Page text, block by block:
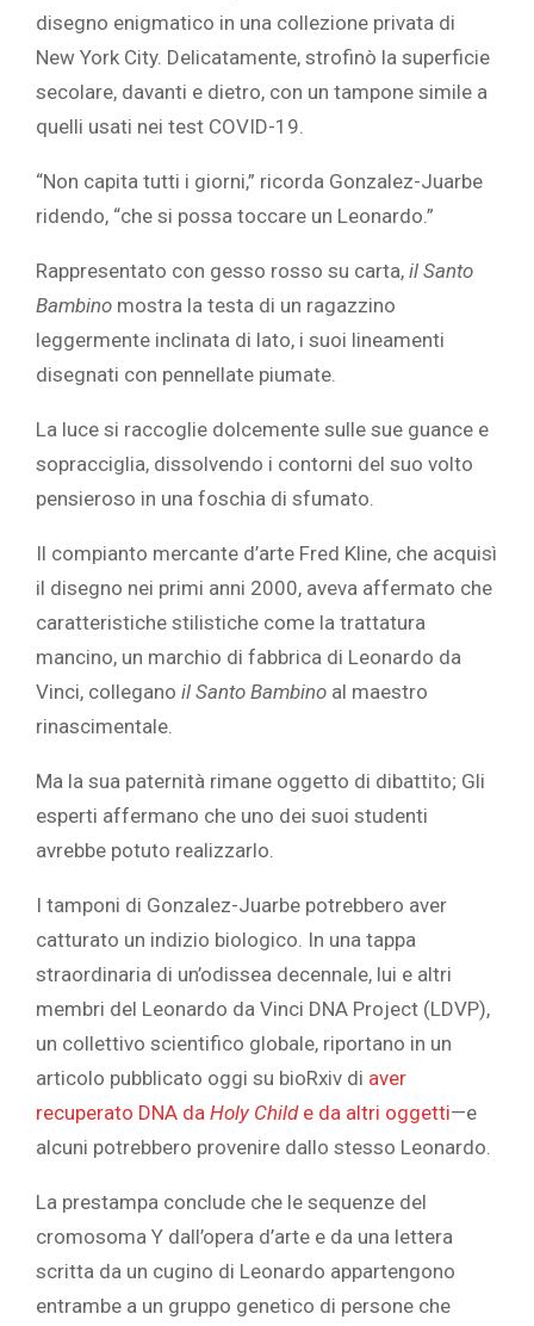
disegno enigmatico in una collezione privata di
New York City. Delicatamente, strofinò la superficie
secolare, davanti e dietro, con un tampone simile a
quelli usati nei test COVID-19.
“Non capita tutti i giorni,” ricorda Gonzalez-Juarbe
ridendo, “che si possa toccare un Leonardo.”
Rappresentato con gesso rosso su carta, il Santo
Bambino mostra la testa di un ragazzino
leggermente inclinata di lato, i suoi lineamenti
disegnati con pennellate piumate.
La luce si raccoglie dolcemente sulle sue guance e
sopracciglia, dissolvendo i contorni del suo volto
pensieroso in una foschia di sfumato.
Il compianto mercante d’arte Fred Kline, che acquisì
il disegno nei primi anni 2000, aveva affermato che
caratteristiche stilistiche come la trattatura
mancino, un marchio di fabbrica di Leonardo da
Vinci, collegano il Santo Bambino al maestro
rinascimentale.
Ma la sua paternità rimane oggetto di dibattito; Gli
esperti affermano che uno dei suoi studenti
avrebbe potuto realizzarlo.
I tamponi di Gonzalez-Juarbe potrebbero aver
catturato un indizio biologico. In una tappa
straordinaria di un’odissea decennale, lui e altri
membri del Leonardo da Vinci DNA Project (LDVP),
un collettivo scientifico globale, riportano in un
articolo pubblicato oggi su bioRxiv di aver
recuperato DNA da Holy Child e da altri oggetti—e
alcuni potrebbero provenire dallo stesso Leonardo.
La prestampa conclude che le sequenze del
cromosoma Y dall’opera d’arte e da una lettera
scritta da un cugino di Leonardo appartengono
entrambe a un gruppo genetico di persone che